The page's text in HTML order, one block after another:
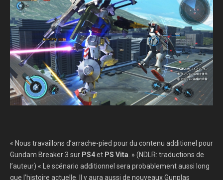
« Nous travaillons d’arrache-pied pour du contenu additionel pour
Gundam Breaker 3 sur PS4et PS Vita . » (NDLR: traductions de
l’auteur) « Le scénario additionnel sera probablement aussi long
que l’histoire actuelle. Il y aura aussi de nouveaux Gunplas